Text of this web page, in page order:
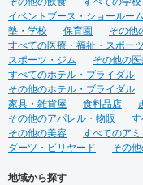
イベントブース・ショールーム
塾・学校
保育園
その他
すべての医療・福祉・スポーツ
スポーツ・ジム
その他の
すべてのホテル・ブライダル
その他のホテル・ブライダル
家具・雑貨屋
食料品店
その他のアパレル・物販
その他の美容
すべてのア
ダーツ・ビリヤード
その
地域から探す